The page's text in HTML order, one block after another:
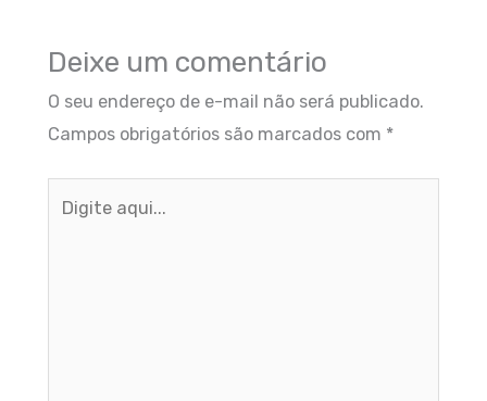
Deixe um comentário
O seu endereço de e-mail não será publicado.
Campos obrigatórios são marcados com *
aqui...